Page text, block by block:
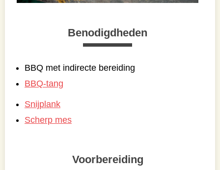
Benodigdheden
BBQ met indirecte bereiding
BBQ-tang
Snijplank
Scherp mes
Voorbereiding